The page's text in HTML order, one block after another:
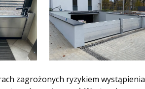
zagrożonych ryzykiem